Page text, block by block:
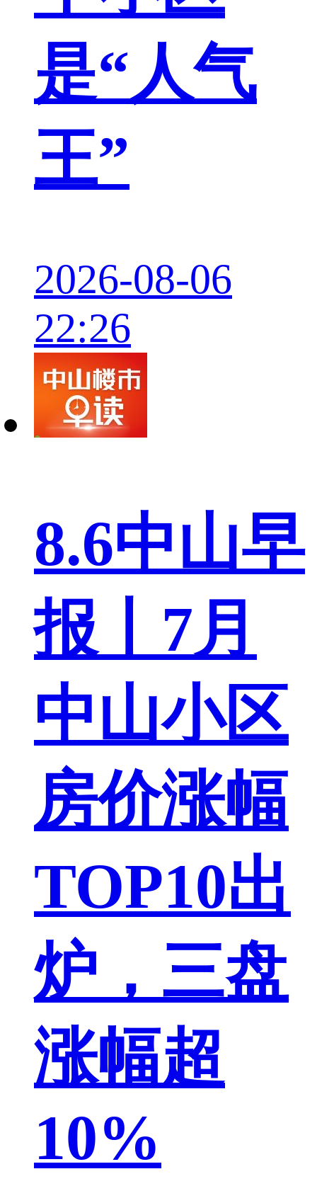
是“人气
王”
2026-08-06
22:26
8.6中山早
报丨7月
中山小区
房价涨幅
TOP10出
炉，三盘
涨幅超
10%